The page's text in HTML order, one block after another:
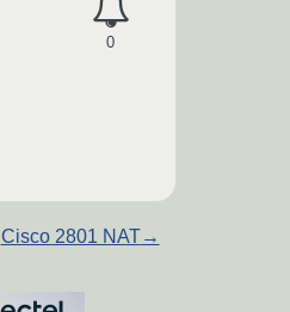
0
Cisco 2801 NAT→